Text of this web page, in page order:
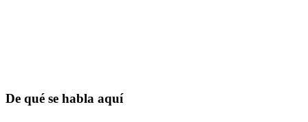
De qué se habla aquí